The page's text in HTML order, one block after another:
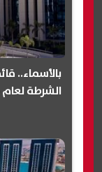
بالأسماء..
الشرطة لعام 2026 (إنفوجراف)